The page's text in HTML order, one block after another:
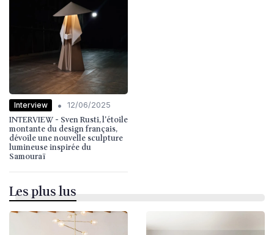
Interview • 12/06/2025
INTERVIEW - Sven Rusti, l'étoile
montante du design français,
dévoile une nouvelle sculpture
lumineuse inspirée du
Samouraï
Les plus lus